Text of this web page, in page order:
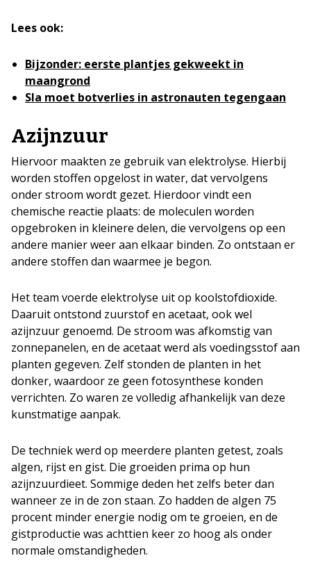
Lees ook:
Bijzonder: eerste plantjes gekweekt in
maangrond
Sla moet botverlies in astronauten tegengaan
Azijnzuur
Hiervoor maakten ze gebruik van elektrolyse. Hierbij
worden stoffen opgelost in water, dat vervolgens
onder stroom wordt gezet. Hierdoor vindt een
chemische reactie plaats: de moleculen worden
opgebroken in kleinere delen, die vervolgens op een
andere manier weer aan elkaar binden. Zo ontstaan er
andere stoffen dan waarmee je begon.
Het team voerde elektrolyse uit op koolstofdioxide.
Daaruit ontstond zuurstof en acetaat, ook wel
azijnzuur genoemd. De stroom was afkomstig van
zonnepanelen, en de acetaat werd als voedingsstof aan
planten gegeven. Zelf stonden de planten in het
donker, waardoor ze geen fotosynthese konden
verrichten. Zo waren ze volledig afhankelijk van deze
kunstmatige aanpak.
De techniek werd op meerdere planten getest, zoals
algen, rijst en gist. Die groeiden prima op hun
azijnzuurdieet. Sommige deden het zelfs beter dan
wanneer ze in de zon staan. Zo hadden de algen 75
procent minder energie nodig om te groeien, en de
gistproductie was achttien keer zo hoog als onder
normale omstandigheden.